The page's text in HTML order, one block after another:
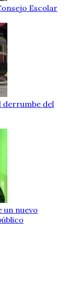
Escolar
derrumbe del
un nuevo